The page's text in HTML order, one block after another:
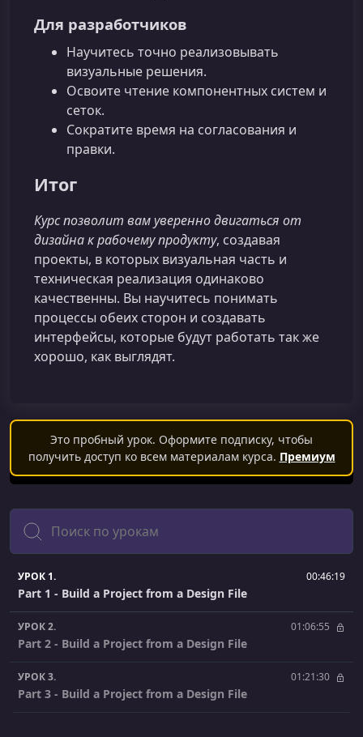
Для разработчиков
Научитесь точно реализовывать
визуальные решения.
Освоите чтение компонентных систем и
сеток.
Сократите время на согласования и
правки.
Итог
Курс позволит вам уверенно двигаться от
дизайна к рабочему продукту, создавая
проекты, в которых визуальная часть и
техническая реализация одинаково
качественны. Вы научитесь понимать
процессы обеих сторон и создавать
интерфейсы, которые будут работать так же
хорошо, как выглядят.
Это пробный урок. Оформите подписку, чтобы
получить доступ ко всем материалам курса. Премиум
Поиск
УРОК 1. 00:46:19
Part 1 - Build a Project from a Design File
УРОК 2. 01:06:55
Part 2 - Build a Project from a Design File
УРОК 3. 01:21:30
Part 3 - Build a Project from a Design File